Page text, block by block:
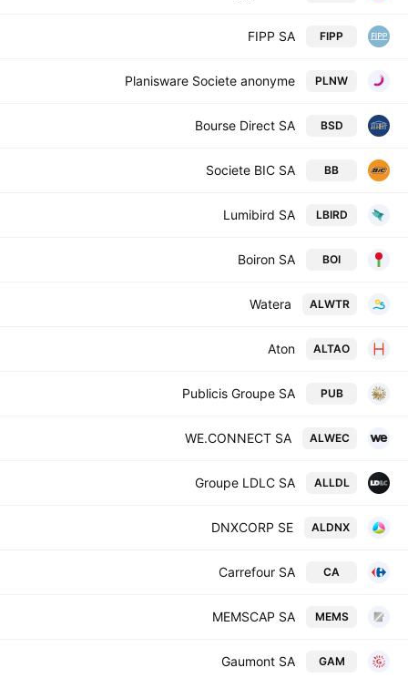
FIPP
FIPP SA
PLNW
Planisware Societe anonyme
BSD
Bourse Direct SA
BB
Societe BIC SA
LBIRD
Lumibird SA
BOI
Boiron SA
ALWTR
Watera
ALTAO
Aton
PUB
Publicis Groupe SA
ALWEC
WE.CONNECT SA
ALLDL
Groupe LDLC SA
ALDNX
DNXCORP SE
CA
Carrefour SA
MEMS
MEMSCAP SA
GAM
Gaumont SA